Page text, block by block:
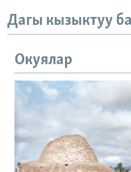
Дагы кызыктуу
Окуялар